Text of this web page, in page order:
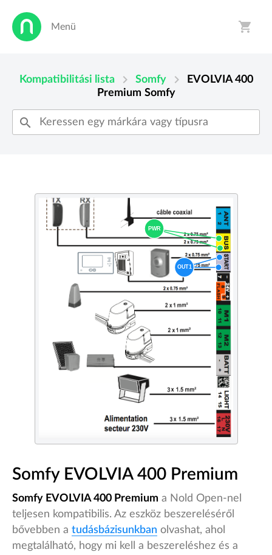
Menü shopping_cart
Kompatibilitási lista chevron_right Somfy chevron_right
EVOLVIA 400
Premium Somfy
search
Somfy EVOLVIA 400 Premium
Somfy EVOLVIA 400 Premium a Nold Open-nel
teljesen kompatibilis. Az eszköz beszereléséről
bővebben a tudásbázisunkban olvashat, ahol
megtalálható, hogy mi kell a beszereléshez és a